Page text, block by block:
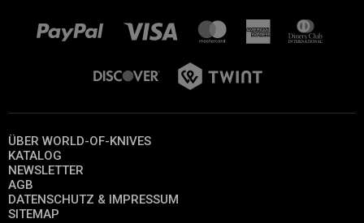
ÜBER WORLD-OF-KNIVES
KATALOG
NEWSLETTER
AGB
DATENSCHUTZ & IMPRESSUM
SITEMAP